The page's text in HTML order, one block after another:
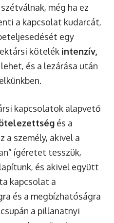
még ha ez
a kapcsolat kudarcát,
egy
kötelék intenzív,
lehet, és a lezárása után
kapcsolatok alapvető
és a
a személy, akivel a
ígéretet tesszük,
és akivel együtt
kapcsolat a
és a megbízhatóságra
a pillanatnyi